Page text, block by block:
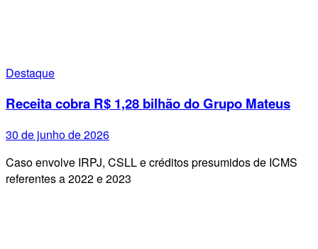
Destaque
Receita cobra R$ 1,28 bilhão do Grupo Mateus
30 de junho de 2026
Caso envolve IRPJ, CSLL e créditos presumidos de ICMS
referentes a 2022 e 2023